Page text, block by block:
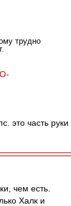
трудно
это часть руки
чем есть.
Халк и